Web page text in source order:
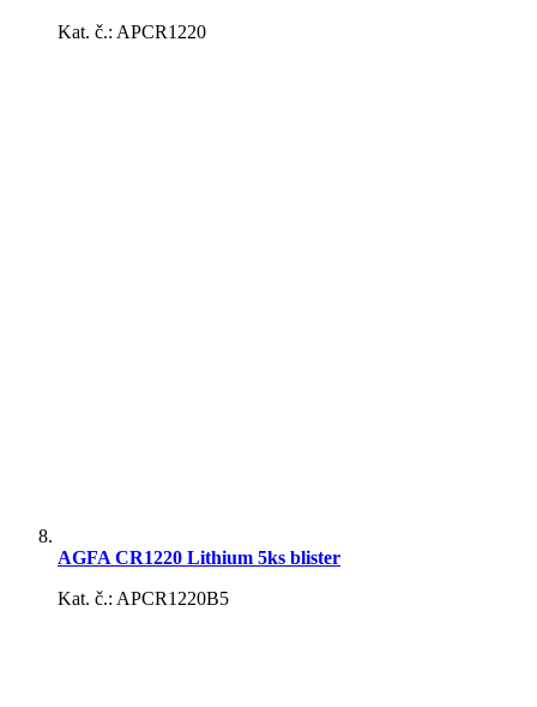
Kat. č.: APCR1220
AGFA CR1220 Lithium 5ks blister
Kat. č.: APCR1220B5